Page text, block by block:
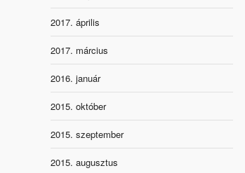
2017. április
2017. március
2016. január
2015. október
2015. szeptember
2015. augusztus